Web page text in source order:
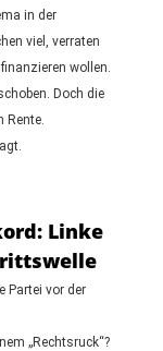
in der
viel, verraten
wollen.
Doch die
Rente.
Linke
Partei vor der
„Rechtsruck“?